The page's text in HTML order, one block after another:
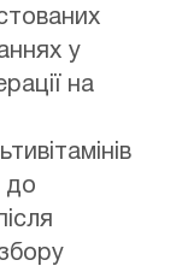
у
на
до